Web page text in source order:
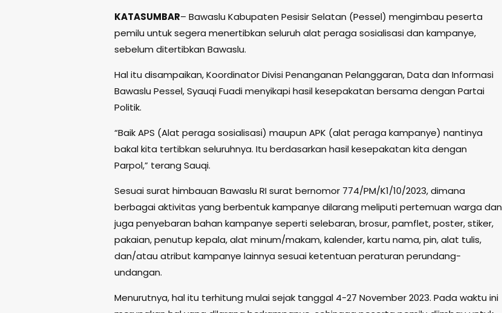
KATASUMBAR– Bawaslu Kabupaten Pesisir Selatan (Pessel) mengimbau peserta
pemilu untuk segera menertibkan seluruh alat peraga sosialisasi dan kampanye,
sebelum ditertibkan Bawaslu.
Hal itu disampaikan, Koordinator Divisi Penanganan Pelanggaran, Data dan Informasi
Bawaslu Pessel, Syauqi Fuadi menyikapi hasil kesepakatan bersama dengan Partai
Politik.
“Baik APS (Alat peraga sosialisasi) maupun APK (alat peraga kampanye) nantinya
bakal kita tertibkan seluruhnya. Itu berdasarkan hasil kesepakatan kita dengan
Parpol,” terang Sauqi.
Sesuai surat himbauan Bawaslu RI surat bernomor 774/PM/K1/10/2023, dimana
berbagai aktivitas yang berbentuk kampanye dilarang meliputi pertemuan warga dan
juga penyebaran bahan kampanye seperti selebaran, brosur, pamflet, poster, stiker,
pakaian, penutup kepala, alat minum/makam, kalender, kartu nama, pin, alat tulis,
dan/atau atribut kampanye lainnya sesuai ketentuan peraturan perundang-
undangan.
Menurutnya, hal itu terhitung mulai sejak tanggal 4-27 November 2023. Pada waktu ini